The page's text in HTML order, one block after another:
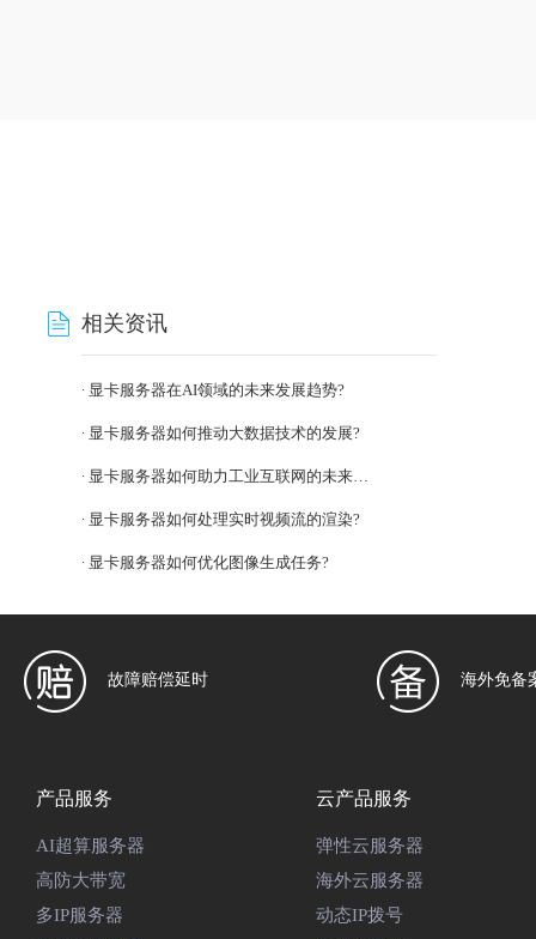
相关资讯
显卡服务器在AI领域的未来发展趋势?
显卡服务器如何推动大数据技术的发展?
显卡服务器如何助力工业互联网的未来发展?
显卡服务器如何处理实时视频流的渲染?
显卡服务器如何优化图像生成任务?
故障赔偿延时 海外免备
产品服务
AI超算服务器
高防大带宽
多IP服务器
云产品服务
弹性云服务器
海外云服务器
动态IP拨号